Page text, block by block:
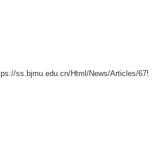
ss.bjmu.edu.cn/Html/News/Articles/